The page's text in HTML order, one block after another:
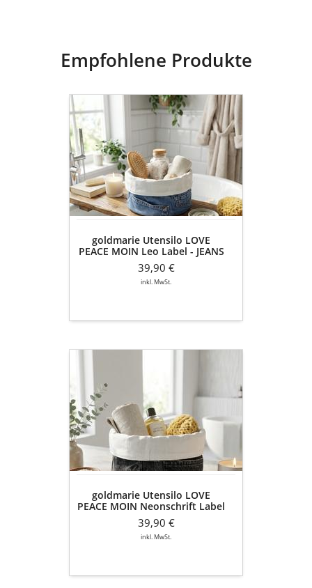
Empfohlene Produkte
goldmarie
Utensilo
LOVE
PEACE
MOIN
Leo
Label
-
JEANS
blau
goldmarie Utensilo LOVE
PEACE MOIN Leo Label - JEANS
Recycelt - blau denim
39,90 €
inkl. MwSt.
LOVE
PEACE
MOIN
Neonschrift
Label
-
JEANS
schwarz
goldmarie Utensilo LOVE
PEACE MOIN Neonschrift Label
- JEANS Recycelt - schwarz
denim
39,90 €
inkl. MwSt.